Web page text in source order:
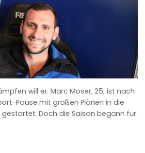
will er. Marc Moser, 25, ist nach
Pause mit großen Plänen in die
gestartet. Doch die Saison begann für